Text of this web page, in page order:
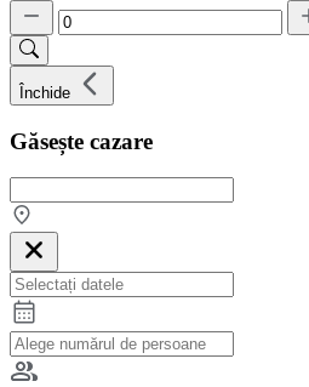
Închide
Găsește cazare